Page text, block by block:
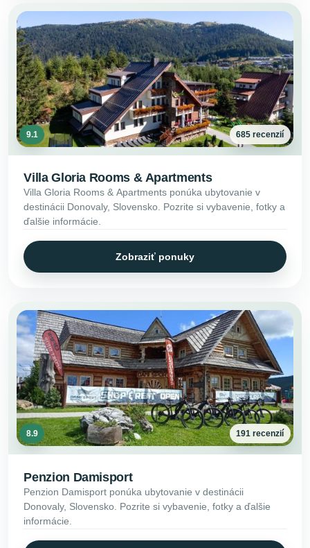
9.1 685 recenzií
Villa Gloria Rooms & Apartments
Villa Gloria Rooms & Apartments ponúka ubytovanie v
destinácii Donovaly, Slovensko. Pozrite si vybavenie, fotky a
ďalšie informácie.
Zobraziť ponuky
8.9 191 recenzií
Penzion Damisport
Penzion Damisport ponúka ubytovanie v destinácii
Donovaly, Slovensko. Pozrite si vybavenie, fotky a ďalšie
informácie.